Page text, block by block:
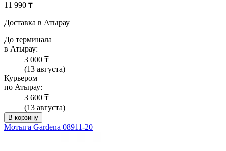
11 990 ₸
Доставка в Атырау
До терминала
в Атырау:
3 000 ₸
(13 августа)
Курьером
по Атырау:
3 600 ₸
(13 августа)
В корзину
Мотыга Gardena 08911-20